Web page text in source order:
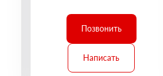
Позвонить
Написать